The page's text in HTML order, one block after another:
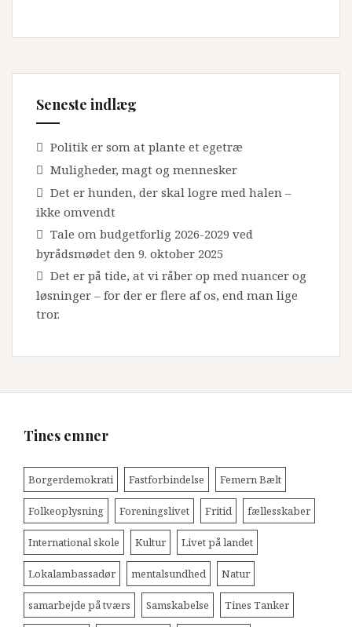
Seneste indlæg
Politik er som at plante et egetræ
Muligheder, magt og mennesker
Det er hunden, der skal logre med halen –
ikke omvendt
Tale om budgetforlig 2026-2029 ved
byrådsmødet den 9. oktober 2025
Det er på tide, at vi råber op med nuancer og
løsninger – for der er flere af os, end man lige
tror.
Tines emner
Borgerdemokrati Fastforbindelse Femern Bælt
Folkeoplysning Foreningslivet Fritid fællesskaber
International skole Kultur Livet på landet
Lokalambassadør mentalsundhed Natur
samarbejde på tværs Samskabelse Tines Tanker